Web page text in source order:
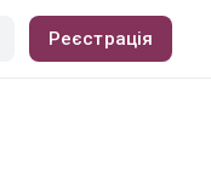
Реєстрація